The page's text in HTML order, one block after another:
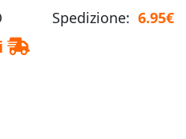
Spedizione: 6.95€